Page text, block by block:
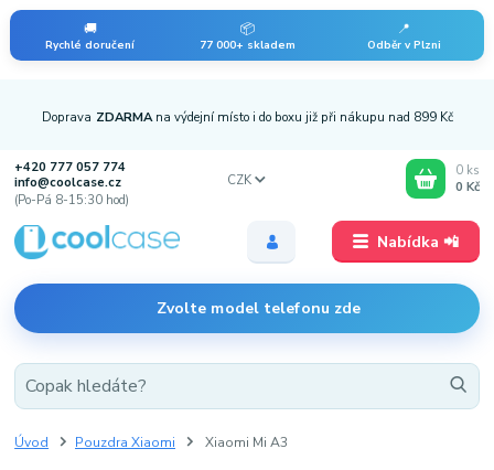
🚚
Rychlé doručení
📦
77 000+ skladem
📍
Odběr v Plzni
Nabídka 📲
Doprava ZDARMA na výdejní místo i do boxu již při nákupu nad 899 Kč
+420 777 057 774
info@coolcase.cz
(Po-Pá 8-15:30 hod)
Zvolte model telefonu zde
CZK
0 ks
0 Kč
Úvod Pouzdra Xiaomi Xiaomi Mi A3